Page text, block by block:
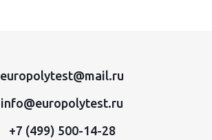
europolytest@mail.ru
info@europolytest.ru
+7 (499) 500-14-28